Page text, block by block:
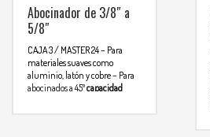
Abocinador de 3/8″ a
5/8″
CAJA 3 / MASTER 24– Para
materiales suaves como
aluminio, latón y cobre– Para
abocinados a 45ºcapacidad